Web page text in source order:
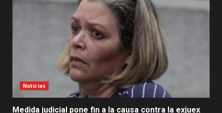
Noticias
Medida judicial pone fin a la causa contra la exjuex